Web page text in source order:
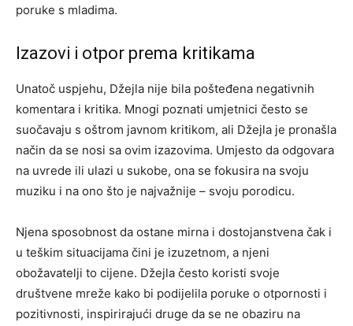
poruke s mladima.
Izazovi i otpor prema kritikama
Unatoč uspjehu, Džejla nije bila pošteđena negativnih
komentara i kritika. Mnogi poznati umjetnici često se
suočavaju s oštrom javnom kritikom, ali Džejla je pronašla
način da se nosi sa ovim izazovima. Umjesto da odgovara
na uvrede ili ulazi u sukobe, ona se fokusira na svoju
muziku i na ono što je najvažnije – svoju porodicu.
Njena sposobnost da ostane mirna i dostojanstvena čak i
u teškim situacijama čini je izuzetnom, a njeni
obožavatelji to cijene. Džejla često koristi svoje
društvene mreže kako bi podijelila poruke o otpornosti i
pozitivnosti, inspirirajući druge da se ne obaziru na